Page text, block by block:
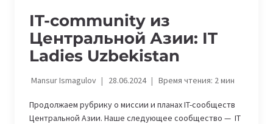
IT-community из
Центральной Азии: IT
Ladies Uzbekistan
Mansur Ismagulov 28.06.2024 Время чтения: 2мин
Продолжаем рубрику о миссии и планах IT-сообществ
Центральной Азии. Наше следующее сообщество — IT